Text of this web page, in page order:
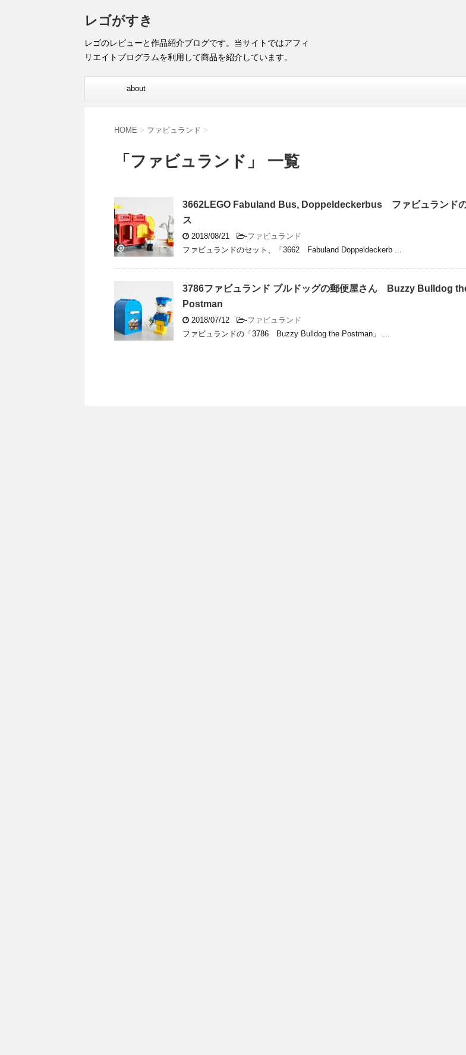
レゴがすき
レゴのレビューと作品紹介ブログです。当サイトではアフィ
リエイトプログラムを利用して商品を紹介しています。
about
HOME > ファビュランド >
「ファビュランド」 一覧
3662LEGO Fabuland Bus, Doppeldeckerbus ファビュランド
ス
2018/08/21 -ファビュランド
ファビュランドのセット、「3662 Fabuland Doppeldeckerb ...
3786ファビュランド ブルドッグの郵便屋さん Buzzy Bulldog
Postman
2018/07/12 -ファビュランド
ファビュランドの「3786 Buzzy Bulldog the Postman」 ...